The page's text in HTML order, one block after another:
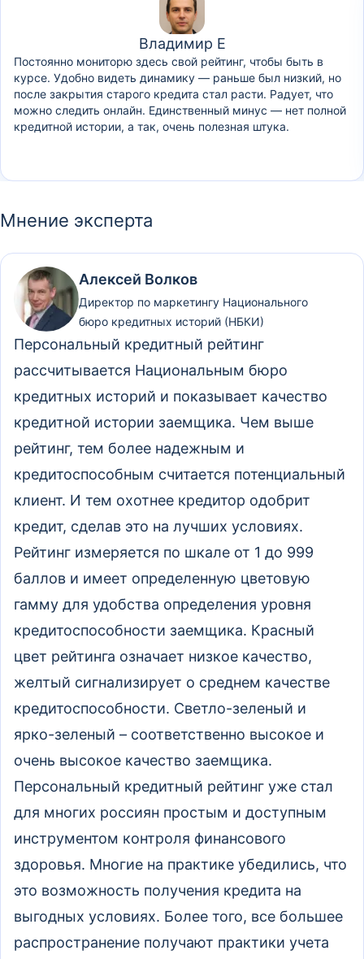
Владимир Е
Постоянно мониторю здесь свой рейтинг, чтобы быть в
курсе. Удобно видеть динамику — раньше был низкий, но
после закрытия старого кредита стал расти. Радует, что
можно следить онлайн. Единственный минус — нет полной
кредитной истории, а так, очень полезная штука.
Мнение эксперта
Алексей Волков
Директор по маркетингу Национального
бюро кредитных историй (НБКИ)
Персональный кредитный рейтинг
рассчитывается Национальным бюро
кредитных историй и показывает качество
кредитной истории заемщика. Чем выше
рейтинг, тем более надежным и
кредитоспособным считается потенциальный
клиент. И тем охотнее кредитор одобрит
кредит, сделав это на лучших условиях.
Рейтинг измеряется по шкале от 1 до 999
баллов и имеет определенную цветовую
гамму для удобства определения уровня
кредитоспособности заемщика. Красный
цвет рейтинга означает низкое качество,
желтый сигнализирует о среднем качестве
кредитоспособности. Светло-зеленый и
ярко-зеленый – соответственно высокое и
очень высокое качество заемщика.
Персональный кредитный рейтинг уже стал
для многих россиян простым и доступным
инструментом контроля финансового
здоровья. Многие на практике убедились, что
это возможность получения кредита на
выгодных условиях. Более того, все большее
распространение получают практики учета